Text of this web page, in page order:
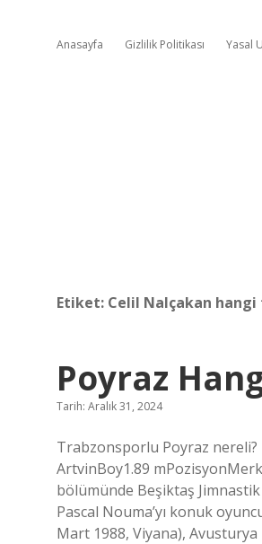
Anasayfa Gizlilik Politikası Yasal
Etiket: Celil Nalçakan hangi
Poyraz
Tarih: Aralık 31, 2024
Trabzonsporlu Poyraz nereli?
ArtvinBoy1.89
bölümünde Beşiktaş
Pascal Nouma’yı konuk
Mart 1988, Viyana),